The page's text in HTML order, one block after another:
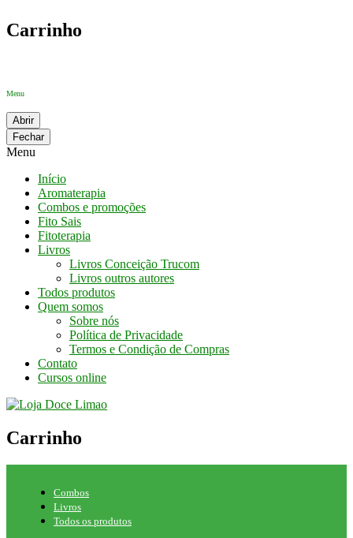
Carrinho
Menu
Abrir
Fechar
Menu
Início
Aromaterapia
Combos e promoções
Fito Sais
Fitoterapia
Livros
Livros Conceição Trucom
Livros outros autores
Todos produtos
Quem somos
Sobre nós
Política de Privacidade
Termos e Condição de Compras
Contato
Cursos online
Carrinho
Combos
Livros
Todos os produtos